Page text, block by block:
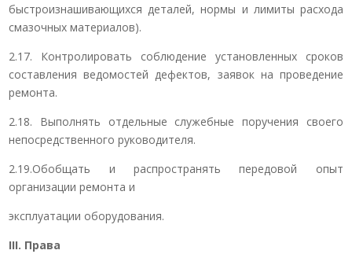
быстроизнашивающихся деталей, нормы и лимиты расхода
смазочных материалов).
2.17. Контролировать соблюдение установленных сроков
составления ведомостей дефектов, заявок на проведение
ремонта.
2.18. Выполнять отдельные служебные поручения своего
непосредственного руководителя.
2.19.Обобщать и распространять передовой опыт
организации ремонта и
эксплуатации оборудования.
III. Права